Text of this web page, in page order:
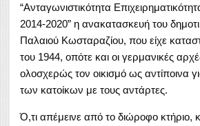
“Ανταγωνιστικότητα
2014-2020” η ανακατασκευή του
Παλαιού Κωσταραζίου, που είχε
του 1944, οπότε και οι γερμανικές
ολοσχερώς τον οικισμό ως αντίποινα
των κατοίκων με τους αντάρτες.
Ό,τι απέμεινε από το διώροφο κτήριο,